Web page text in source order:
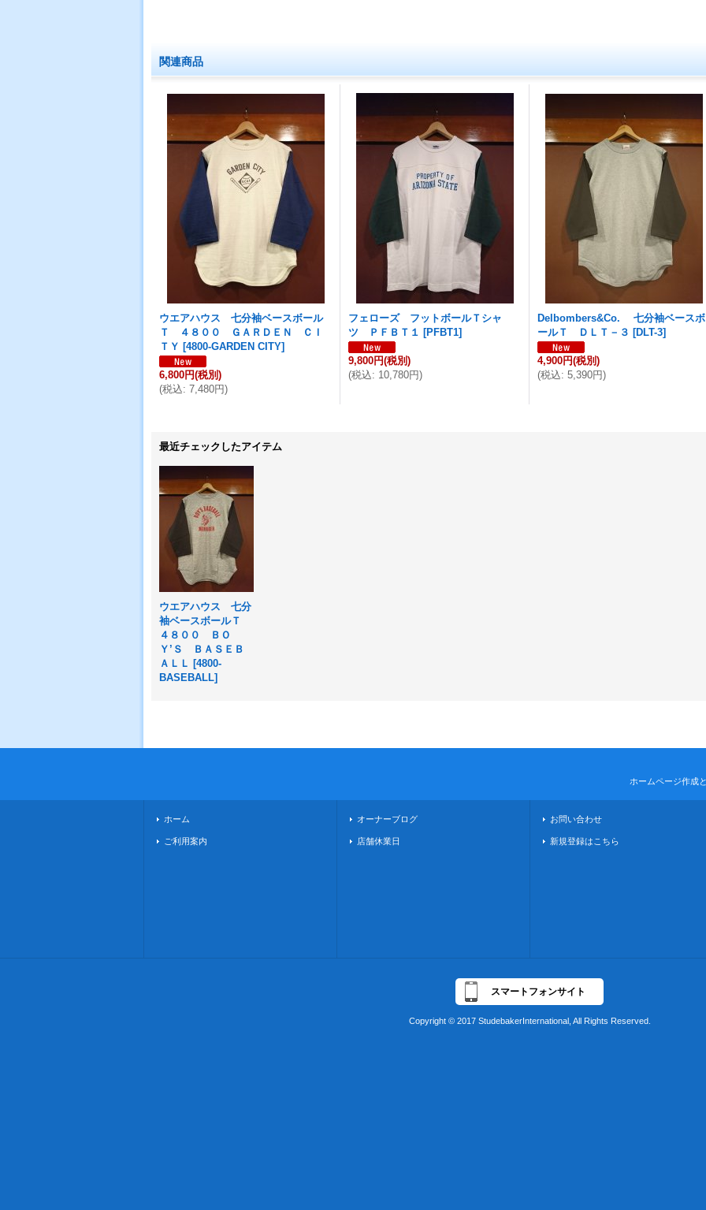
関連商品
ウエアハウス 七分袖ベースボール
Ｔ ４８００ ＧＡＲＤＥＮ ＣＩ
ＴＹ [4800-GARDEN CITY]
6,800円(税別)
(税込: 7,480円)
フェローズ フットボールＴシャ
ツ ＰＦＢＴ１ [PFBT1]
9,800円(税別)
(税込: 10,780円)
Delbombers&Co. 七分袖ベースボ
ールＴ ＤＬＴ－３ [DLT-3]
4,900円(税別)
(税込: 5,390円)
最近チェックしたアイテム
ウエアハウス 七分
袖ベースボールＴ
４８００ ＢＯ
Ｙ’Ｓ ＢＡＳＥＢ
ＡＬＬ [4800-
BASEBALL]
ホームページ作成
ホーム
ご利用案内
オーナーブログ
店舗休業日
お問い合わせ
新規登録はこちら
スマートフォンサイト
Copyright © 2017 StudebakerInternational, All Rights Reserved.